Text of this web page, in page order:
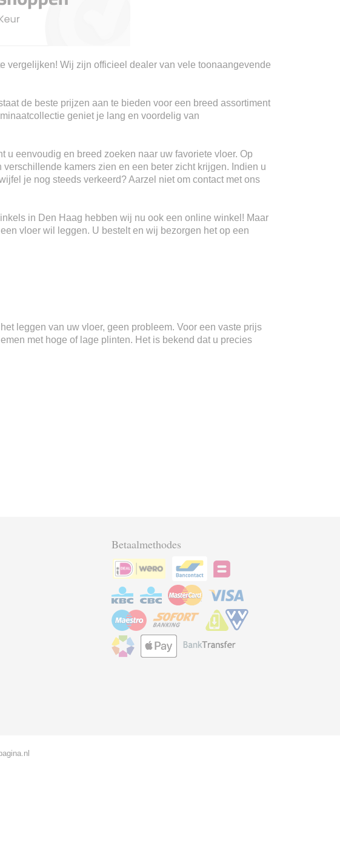
vergelijken! Wij zijn officieel dealer van vele toonaangevende
de beste prijzen aan te bieden voor een breed assortiment
geniet je lang en voordelig van
u eenvoudig en breed zoeken naar uw favoriete vloer. Op
kamers zien en een beter zicht krijgen. Indien u
je nog steeds verkeerd? Aarzel niet om contact met ons
in Den Haag hebben wij nu ook een online winkel! Maar
vloer wil leggen. U bestelt en wij bezorgen het op een
leggen van uw vloer, geen probleem. Voor een vaste prijs
met hoge of lage plinten. Het is bekend dat u precies
Betaalmethodes